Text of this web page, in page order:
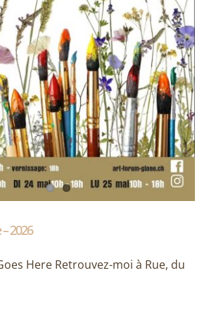
2026
Here Retrouvez-moi à Rue, du